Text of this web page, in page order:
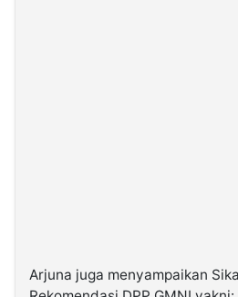
Arjuna juga menyampaikan